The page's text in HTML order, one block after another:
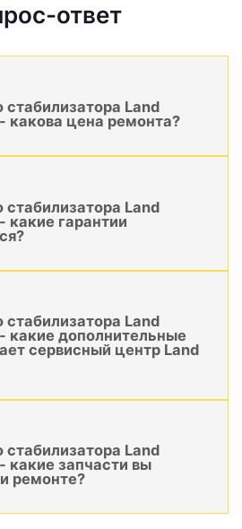
ответ
Land
какова цена ремонта?
Land
какие гарантии
Land
какие дополнительные
сервисный центр Land
Land
какие запчасти вы
ремонте?